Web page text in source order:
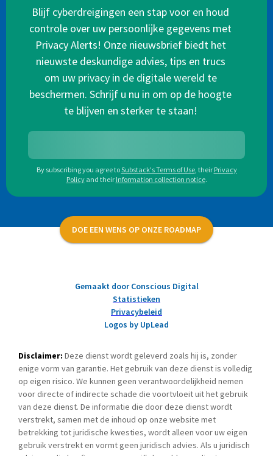
Blijf cyberdreigingen een stap voor en houd
controle over uw persoonlijke gegevens met
Privacy Alerts! Onze nieuwsbrief biedt het
nieuwste deskundige advies, tips en trucs
om uw privacy in de digitale wereld te
beschermen. Schrijf u nu in om op de hoogte
te blijven en sterker te staan!
By subscribing you agree toSubstack's Terms of Use, their Privacy
Policy and their Information collection notice.
DOE EEN WENS OP ONZE ROADMAP
Gemaakt door Conscious Digital
Statistieken
Privacybeleid
Logos by UpLead
Disclaimer: Deze dienst wordt geleverd zoals hij is, zonder
enige vorm van garantie. Het gebruik van deze dienst is volledig
op eigen risico. We kunnen geen verantwoordelijkheid nemen
voor directe of indirecte schade die voortvloeit uit het gebruik
van deze dienst. De informatie die door deze dienst wordt
verstrekt, samen met de inhoud op onze website met
betrekking tot juridische kwesties, wordt alleen voor uw eigen
gebruik verstrekt en vormt geen juridisch advies. Als u juridisch